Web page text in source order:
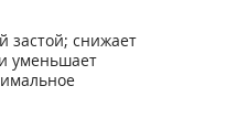
застой; снижает
уменьшает